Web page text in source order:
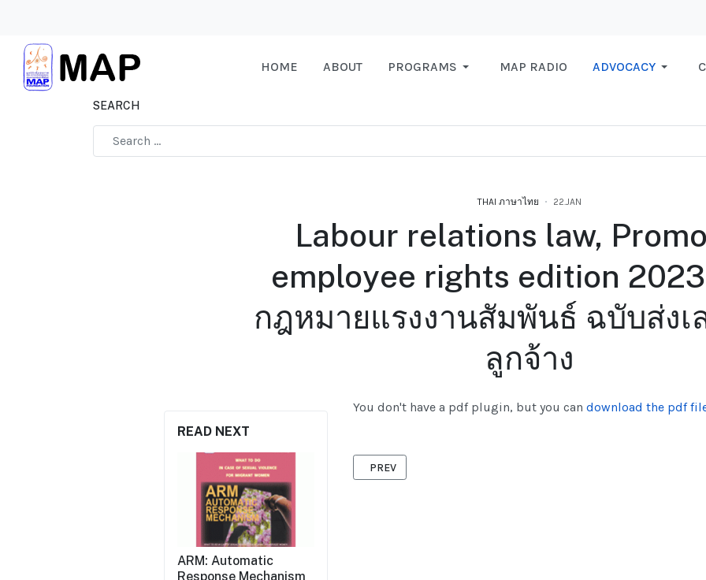
HOME ABOUT PROGRAMS MAP RADIO ADVOCACY
SEARCH
THAI ภาษาไทย 22.JAN
Labour relations law,
employee rights edition
กฎหมายแรงงานสัมพันธ์ ฉบับส่งเ
ลูกจ้าง
READ NEXT
ARM: Automatic
Response Mechanism
You don't have a pdf plugin, but you can download the pdf
PREVIOUS ARTICLE: แนวทางหรือช่องทางการเรียนต่อ
PREV